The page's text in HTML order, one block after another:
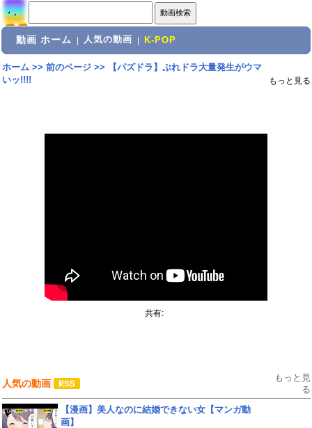
動画 ホーム 人気の動画 K-POP
ホーム>> 前のページ>>
【パズドラ】ぷれドラ大量発生がウマ
いッ!!!!
もっと見る
共有:
人気の動画
もっと見
る
【漫画】美人なのに結婚できない女【マンガ動
画】